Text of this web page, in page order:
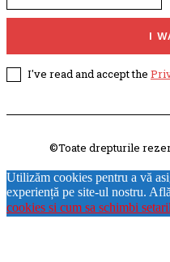
I
I've read and accept the
©Toate drepturile
Utilizăm cookies pentru a vă
experiență pe site-ul nostru.
cookies si cum sa schimbi